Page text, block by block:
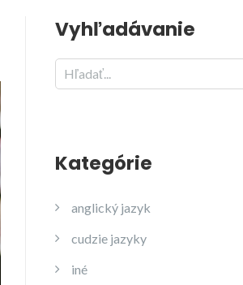
Vyhľadávanie
Kategórie
anglický jazyk
cudzie jazyky
iné